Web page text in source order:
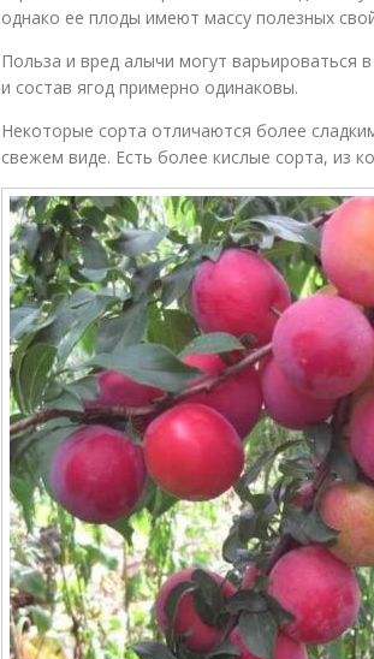
однако ее плоды имеют массу полезных
Польза и вред алычи могут варьироваться
и состав ягод примерно одинаковы.
Некоторые сорта отличаются более
свежем виде. Есть более кислые сорта, из